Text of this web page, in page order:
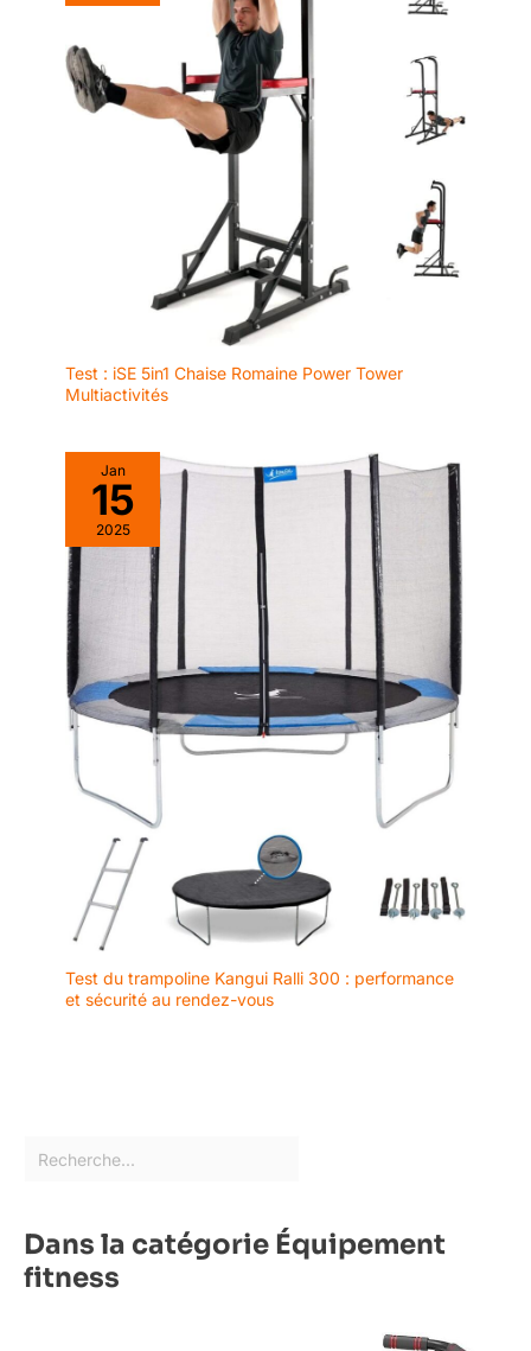
Test : iSE 5in1 Chaise Romaine Power Tower
Multiactivités
Jan
15
2025
Test du trampoline Kangui Ralli 300 : performance
et sécurité au rendez-vous
Dans la catégorie Équipement
fitness